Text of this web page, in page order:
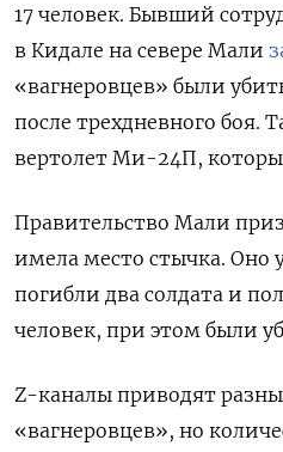
17 человек. Бывший
в Кидале на севере Мали
«вагнеровцев» были
после трехдневного боя.
вертолет Ми-24П,
Правительство Мали
имела место стычка. Оно
погибли два солдата и
человек, при этом были
Z-каналы приводят
«вагнеровцев», но